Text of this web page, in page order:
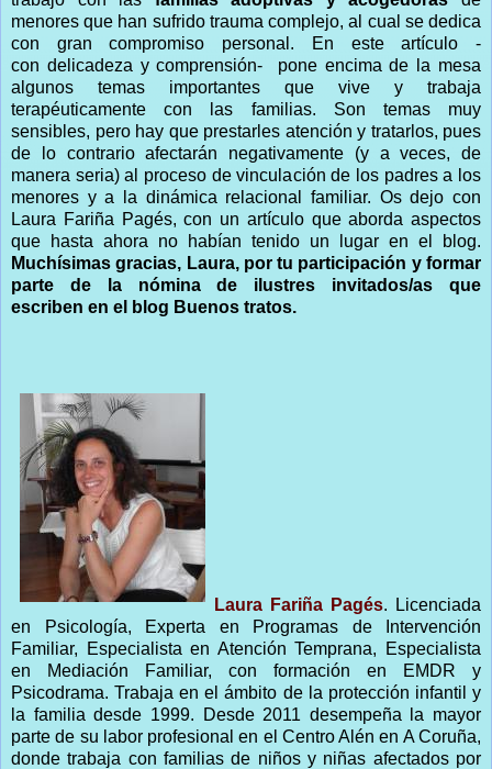
menores que han sufrido trauma complejo, al cual se dedica
con gran compromiso personal. En este artículo -
con delicadeza y comprensión- pone encima de la mesa
algunos temas importantes que vive y trabaja
terapéuticamente con las familias. Son temas muy
sensibles, pero hay que prestarles atención y tratarlos, pues
de lo contrario afectarán negativamente (y a veces, de
manera seria) al proceso de vinculación de los padres a los
menores y a la dinámica relacional familiar. Os dejo con
Laura Fariña Pagés, con un artículo que aborda aspectos
que hasta ahora no habían tenido un lugar en el blog.
Muchísimas gracias, Laura, por tu participación y formar
parte de la nómina de ilustres invitados/as que
escriben en el blog Buenos tratos.
Laura Fariña Pagés. Licenciada
en Psicología, Experta en Programas de Intervención
Familiar, Especialista en Atención Temprana, Especialista
en Mediación Familiar, con formación en EMDR y
Psicodrama. Trabaja en el ámbito de la protección infantil y
la familia desde 1999. Desde 2011 desempeña la mayor
parte de su labor profesional en el Centro Alén en A Coruña,
donde trabaja con familias de niños y niñas afectados por